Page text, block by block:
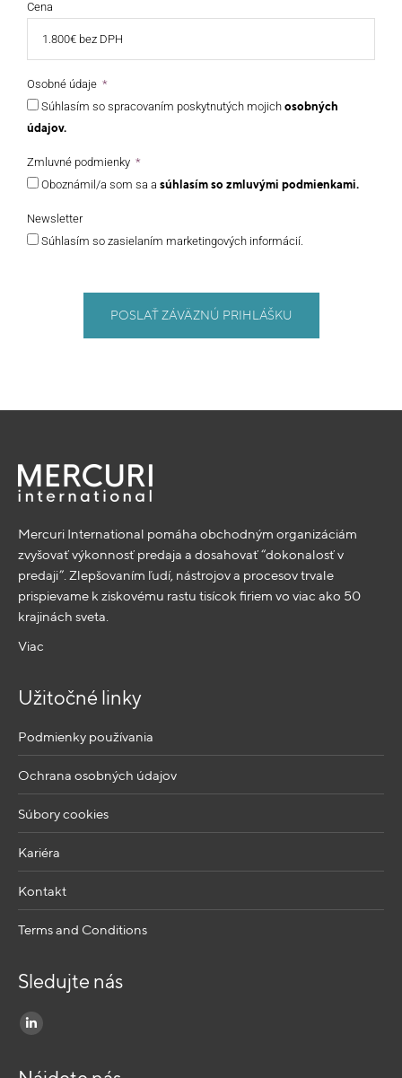
Cena
Osobné údaje
Súhlasím so spracovaním poskytnutých mojich osobných
údajov.
Zmluvné podmienky
Oboznámil/a som sa a súhlasím so zmluvými podmienkami.
Newsletter
Súhlasím so zasielaním marketingových informácií.
POSLAŤ ZÁVÄZNÚ PRIHLÁŠKU
Mercuri International pomáha obchodným organizáciám
zvyšovať výkonnosť predaja a dosahovať “dokonalosť v
predaji”. Zlepšovaním ľudí, nástrojov a procesov trvale
prispievame k ziskovému rastu tisícok firiem vo viac ako 50
krajinách sveta.
Viac
Užitočné linky
Podmienky používania
Ochrana osobných údajov
Súbory cookies
Kariéra
Kontakt
Terms and Conditions
Sledujte nás
Find us on: